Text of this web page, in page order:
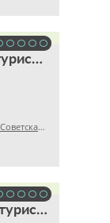
Аджагс, туристическое агентство
Волгоград, ул. Советская, д. 12
Азаллия, туристический клуб